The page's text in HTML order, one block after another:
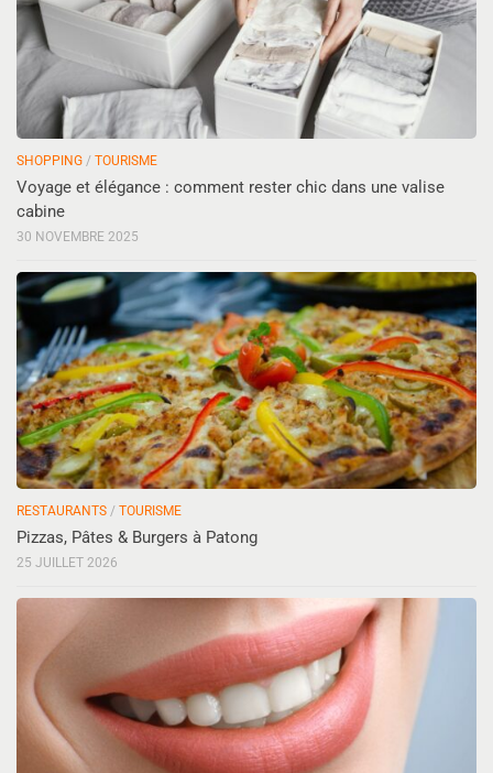
SHOPPING / TOURISME
Voyage et élégance : comment rester chic dans une valise
cabine
30 NOVEMBRE 2025
RESTAURANTS / TOURISME
Pizzas, Pâtes & Burgers à Patong
25 JUILLET 2026